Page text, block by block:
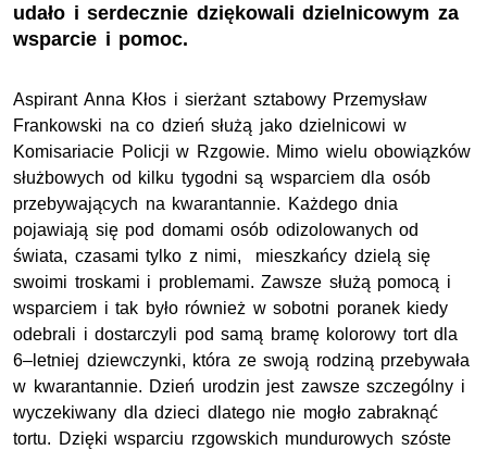
udało i serdecznie dziękowali dzielnicowym za
wsparcie i pomoc.
Aspirant Anna Kłos i sierżant sztabowy Przemysław
Frankowski na co dzień służą jako dzielnicowi w
Komisariacie Policji w Rzgowie. Mimo wielu obowiązków
służbowych od kilku tygodni są wsparciem dla osób
przebywających na kwarantannie. Każdego dnia
pojawiają się pod domami osób odizolowanych od
świata, czasami tylko z nimi, mieszkańcy dzielą się
swoimi troskami i problemami. Zawsze służą pomocą i
wsparciem i tak było również w sobotni poranek kiedy
odebrali i dostarczyli pod samą bramę kolorowy tort dla
6–letniej dziewczynki, która ze swoją rodziną przebywała
w kwarantannie. Dzień urodzin jest zawsze szczególny i
wyczekiwany dla dzieci dlatego nie mogło zabraknąć
tortu. Dzięki wsparciu rzgowskich mundurowych szóste